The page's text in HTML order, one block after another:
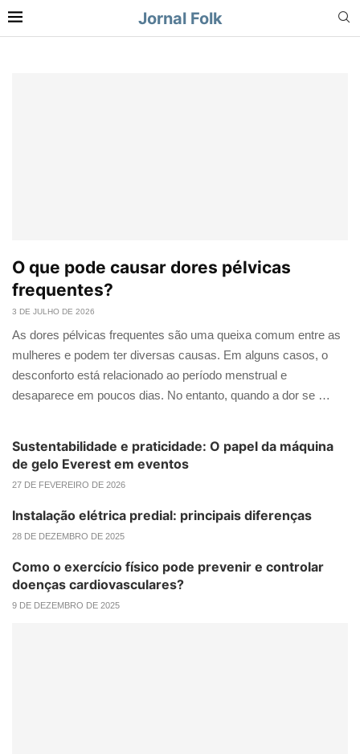
Jornal Folk
O que pode causar dores pélvicas
frequentes?
3 DE JULHO DE 2026
As dores pélvicas frequentes são uma queixa comum entre as
mulheres e podem ter diversas causas. Em alguns casos, o
desconforto está relacionado ao período menstrual e
desaparece em poucos dias. No entanto, quando a dor se …
Sustentabilidade e praticidade: O papel da máquina
de gelo Everest em eventos
27 DE FEVEREIRO DE 2026
Instalação elétrica predial: principais diferenças
28 DE DEZEMBRO DE 2025
Como o exercício físico pode prevenir e controlar
doenças cardiovasculares?
9 DE DEZEMBRO DE 2025